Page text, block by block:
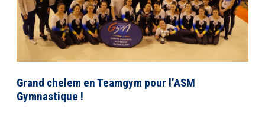
Grand chelem en Teamgym pour l’ASM
Gymnastique !